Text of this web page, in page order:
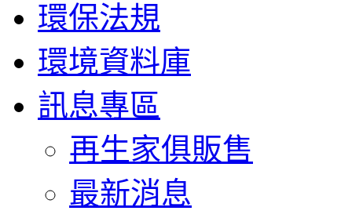
環保法規
環境資料庫
訊息專區
再生家俱販售
最新消息